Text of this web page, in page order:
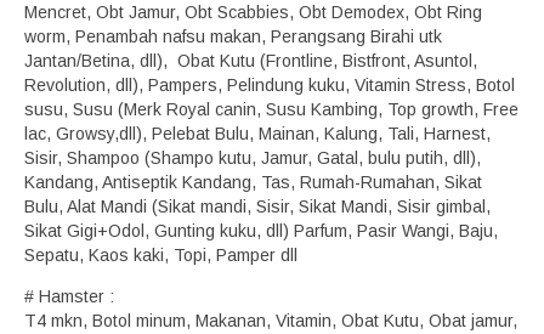
Mencret, Obt Jamur, Obt Scabbies, Obt Demodex, Obt Ring
worm, Penambah nafsu makan, Perangsang Birahi utk
Jantan/Betina, dll), Obat Kutu (Frontline, Bistfront, Asuntol,
Revolution, dll), Pampers, Pelindung kuku, Vitamin Stress, Botol
susu, Susu (Merk Royal canin, Susu Kambing, Top growth, Free
lac, Growsy,dll), Pelebat Bulu, Mainan, Kalung, Tali, Harnest,
Sisir, Shampoo (Shampo kutu, Jamur, Gatal, bulu putih, dll),
Kandang, Antiseptik Kandang, Tas, Rumah-Rumahan, Sikat
Bulu, Alat Mandi (Sikat mandi, Sisir, Sikat Mandi, Sisir gimbal,
Sikat Gigi+Odol, Gunting kuku, dll) Parfum, Pasir Wangi, Baju,
Sepatu, Kaos kaki, Topi, Pamper dll
# Hamster :
T4 mkn, Botol minum, Makanan, Vitamin, Obat Kutu, Obat jamur,